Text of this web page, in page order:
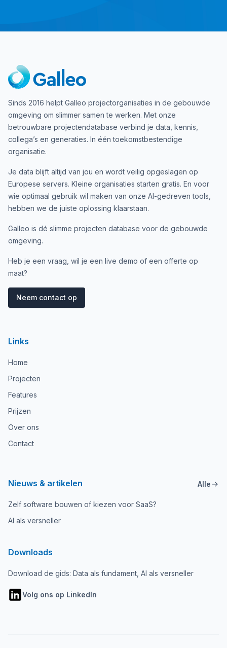
Sinds 2016 helpt Galleo projectorganisaties in de gebouwde
omgeving om slimmer samen te werken. Met onze
betrouwbare projectendatabase verbind je data, kennis,
collega’s en generaties. In één toekomstbestendige
organisatie.
Je data blijft altijd van jou en wordt veilig opgeslagen op
Europese servers. Kleine organisaties starten gratis. En voor
wie optimaal gebruik wil maken van onze AI-gedreven tools,
hebben we de juiste oplossing klaarstaan.
Galleo is dé slimme projecten database voor de gebouwde
omgeving.
Heb je een vraag, wil je een live demo of een offerte op
maat?
Neem contact op
Links
Home
Projecten
Features
Prijzen
Over ons
Contact
Nieuws & artikelen Alle
Zelf software bouwen of kiezen voor SaaS?
AI als versneller
Downloads
Download de gids: Data als fundament, AI als versneller
Volg ons op LinkedIn